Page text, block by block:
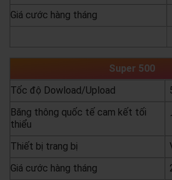
Giá cước hàng tháng
Super 500
Tốc độ Dowload/Upload
Băng thông quốc tế cam kết tối
thiểu
Thiết bị trang bị
Giá cước hàng tháng